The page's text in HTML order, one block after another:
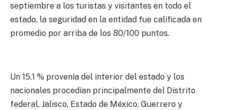
septiembre a los turistas y visitantes en todo el
estado, la seguridad en la entidad fue calificada en
promedio por arriba de los 80/100 puntos.
Un 15.1 % provenía del interior del estado y los
nacionales procedían principalmente del Distrito
federal, Jalisco, Estado de México, Guerrero y